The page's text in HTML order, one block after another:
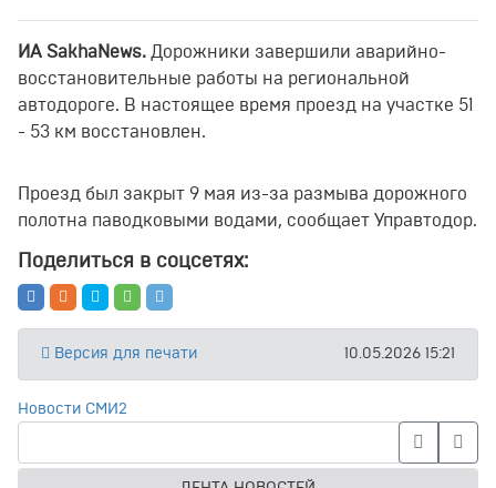
ИА SakhaNews. Дорожники завершили аварийно-
восстановительные работы на региональной
автодороге. В настоящее время проезд на участке 51
- 53 км восстановлен.
Проезд был закрыт 9 мая из-за размыва дорожного
полотна паводковыми водами, сообщает Управтодор.
Поделиться в соцсетях:
Версия для печати 10.05.2026 15:21
Новости СМИ2